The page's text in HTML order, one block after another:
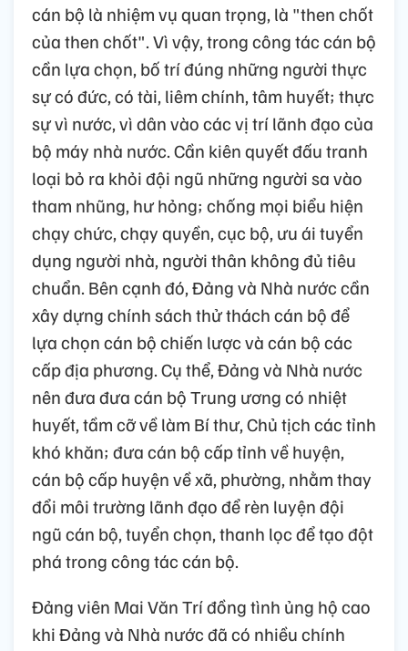
cán bộ là nhiệm vụ quan trọng, là "then chốt
của then chốt". Vì vậy, trong công tác cán bộ
cần lựa chọn, bố trí đúng những người thực
sự có đức, có tài, liêm chính, tâm huyết; thực
sự vì nước, vì dân vào các vị trí lãnh đạo của
bộ máy nhà nước. Cần kiên quyết đấu tranh
loại bỏ ra khỏi đội ngũ những người sa vào
tham nhũng, hư hỏng; chống mọi biểu hiện
chạy chức, chạy quyền, cục bộ, ưu ái tuyển
dụng người nhà, người thân không đủ tiêu
chuẩn. Bên cạnh đó, Đảng và Nhà nước cần
xây dựng chính sách thử thách cán bộ để
lựa chọn cán bộ chiến lược và cán bộ các
cấp địa phương. Cụ thể, Đảng và Nhà nước
nên đưa đưa cán bộ Trung ương có nhiệt
huyết, tầm cỡ về làm Bí thư, Chủ tịch các tỉnh
khó khăn; đưa cán bộ cấp tỉnh về huyện,
cán bộ cấp huyện về xã, phường, nhằm thay
đổi môi trường lãnh đạo để rèn luyện đội
ngũ cán bộ, tuyển chọn, thanh lọc để tạo đột
phá trong công tác cán bộ.
Đảng viên Mai Văn Trí đồng tình ủng hộ cao
khi Đảng và Nhà nước đã có nhiều chính